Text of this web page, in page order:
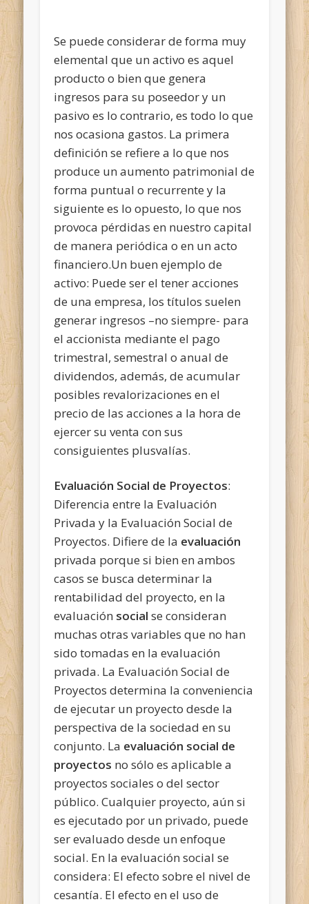
Se puede considerar de forma muy
elemental que un activo es aquel
producto o bien que genera
ingresos para su poseedor y un
pasivo es lo contrario, es todo lo que
nos ocasiona gastos. La primera
definición se refiere a lo que nos
produce un aumento patrimonial de
forma puntual o recurrente y la
siguiente es lo opuesto, lo que nos
provoca pérdidas en nuestro capital
de manera periódica o en un acto
financiero.Un buen ejemplo de
activo: Puede ser el tener acciones
de una empresa, los títulos suelen
generar ingresos –no siempre- para
el accionista mediante el pago
trimestral, semestral o anual de
dividendos, además, de acumular
posibles revalorizaciones en el
precio de las acciones a la hora de
ejercer su venta con sus
consiguientes plusvalías.
Evaluación Social de Proyectos:
Diferencia entre la Evaluación
Privada y la Evaluación Social de
Proyectos. Difiere de la evaluación
privada porque si bien en ambos
casos se busca determinar la
rentabilidad del proyecto, en la
evaluación social se consideran
muchas otras variables que no han
sido tomadas en la evaluación
privada. La Evaluación Social de
Proyectos determina la conveniencia
de ejecutar un proyecto desde la
perspectiva de la sociedad en su
conjunto. La evaluación social de
proyectos no sólo es aplicable a
proyectos sociales o del sector
público. Cualquier proyecto, aún si
es ejecutado por un privado, puede
ser evaluado desde un enfoque
social. En la evaluación social se
considera: El efecto sobre el nivel de
cesantía. El efecto en el uso de